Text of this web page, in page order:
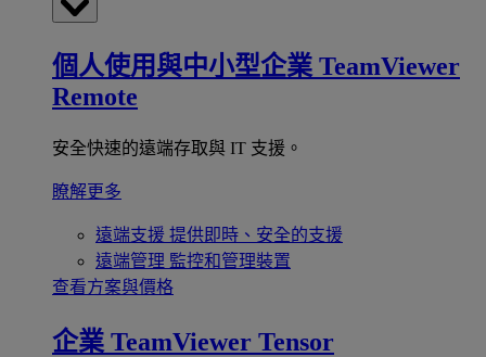
個人使用與中小型企業 TeamViewer
Remote
安全快速的遠端存取與 IT 支援。
瞭解更多
遠端支援 提供即時、安全的支援
遠端管理 監控和管理裝置
查看方案與價格
企業 TeamViewer Tensor